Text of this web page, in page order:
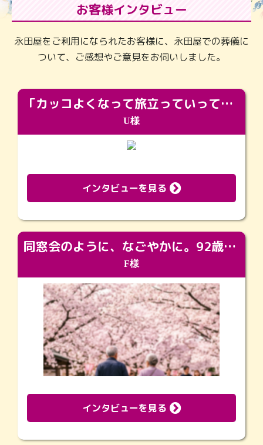
お客様インタビュー
永田屋をご利用になられたお客様に、永田屋での葬儀に
ついて、ご感想やご意見をお伺いしました。
「カッコよくなって旅立っていってくれました（笑）もっとカッコいいって言ってあげればよかったな」
U様
インタビューを見る
同窓会のように、なごやかに。92歳の旅立ちを彩った、再会と感謝の場
F様
インタビューを見る